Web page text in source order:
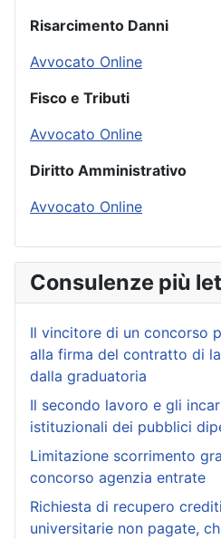
Risarcimento Danni
Avvocato Online
Fisco e Tributi
Avvocato Online
Diritto Amministrativo
Avvocato Online
Consulenze più
Il vincitore di un concorso
alla firma del contratto di
dalla graduatoria
Il secondo lavoro e gli
istituzionali dei pubblici
Limitazione scorrimento
concorso agenzia entrate
Richiesta di recupero
universitarie non pagate,